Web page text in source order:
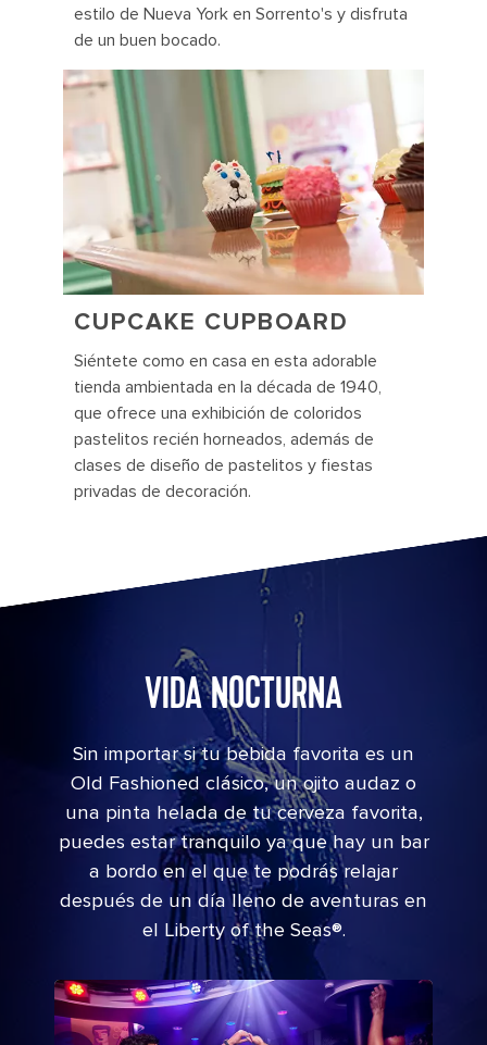
estilo de Nueva York en Sorrento's y disfruta
de un buen bocado.
CUPCAKE CUPBOARD
Siéntete como en casa en esta adorable
tienda ambientada en la década de 1940,
que ofrece una exhibición de coloridos
pastelitos recién horneados, además de
clases de diseño de pastelitos y fiestas
privadas de decoración.
Two 70 Musician
VIDA NOCTURNA
Sin importar si tu bebida favorita es un
Old Fashioned clásico, un ojito audaz o
una pinta helada de tu cerveza favorita,
puedes estar tranquilo ya que hay un bar
a bordo en el que te podrás relajar
después de un día lleno de aventuras en
el Liberty of the Seas®.